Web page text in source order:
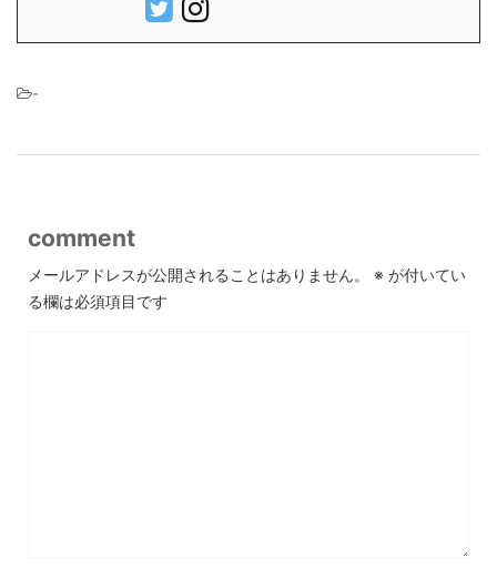
-
comment
メールアドレスが公開されることはありません。 ※ が付いてい
る欄は必須項目です